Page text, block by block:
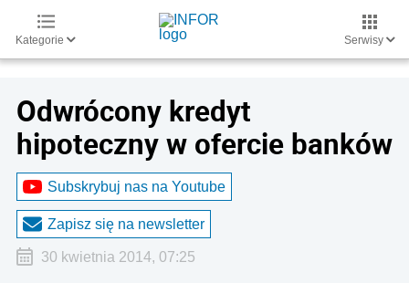
Kategorie Serwisy
Odwrócony kredyt
hipoteczny w ofercie banków
Subskrybuj nas na Youtube
Zapisz się na newsletter
30 kwietnia 2014, 07:25